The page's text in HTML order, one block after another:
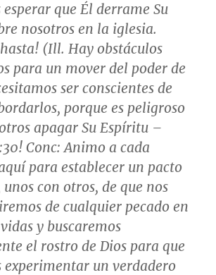
esperar que Él derrame Su
nosotros en la iglesia.
(Ill. Hay obstáculos
para un mover del poder de
ser conscientes de
porque es peligroso
apagar Su Espíritu –
Conc: Animo a cada
para establecer un pacto
con otros, de que nos
de cualquier pecado en
y buscaremos
el rostro de Dios para que
experimentar un verdadero